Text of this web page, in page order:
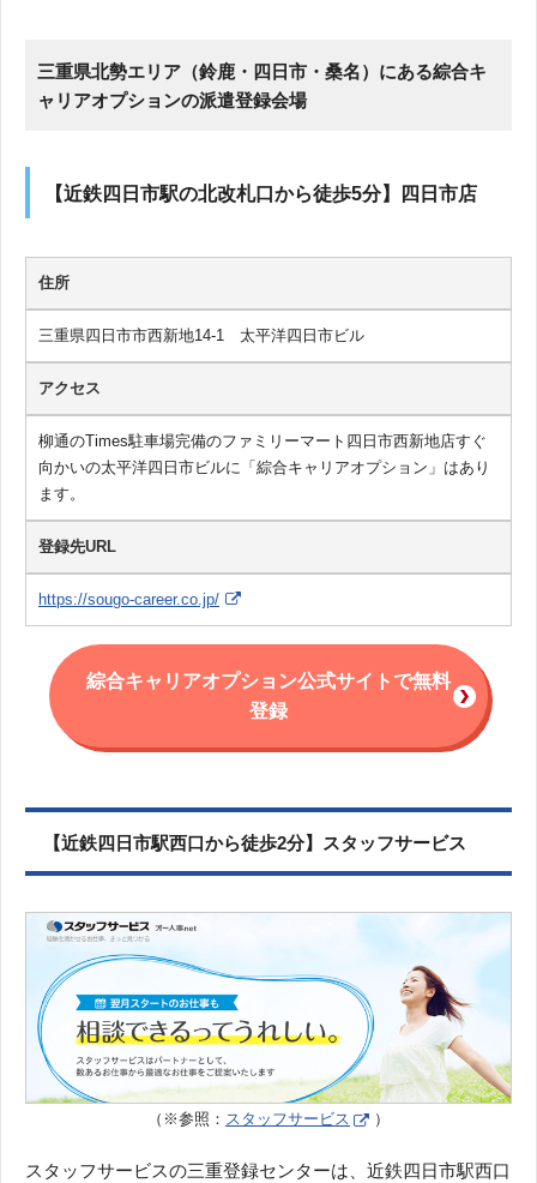
三重県北勢エリア（鈴鹿・四日市・桑名）にある綜合キ
ャリアオプションの派遣登録会場
【近鉄四日市駅の北改札口から徒歩5分】四日市店
住所
三重県四日市市西新地14-1 太平洋四日市ビル
アクセス
柳通のTimes駐車場完備のファミリーマート四日市西新地店すぐ
向かいの太平洋四日市ビルに「綜合キャリアオプション」はあり
ます。
登録先URL
https://sougo-career.co.jp/
綜合キャリアオプション公式サイトで無料
登録
【近鉄四日市駅西口から徒歩2分】スタッフサービス
（※参照： スタッフサービス ）
スタッフサービスの三重登録センターは、近鉄四日市駅西口